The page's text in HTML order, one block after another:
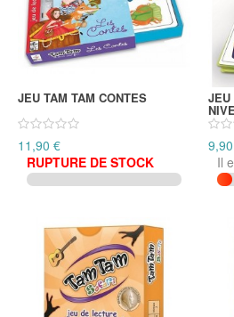
JEU TAM TAM CONTES
11,90 €
RUPTURE DE STOCK
JEU
Il